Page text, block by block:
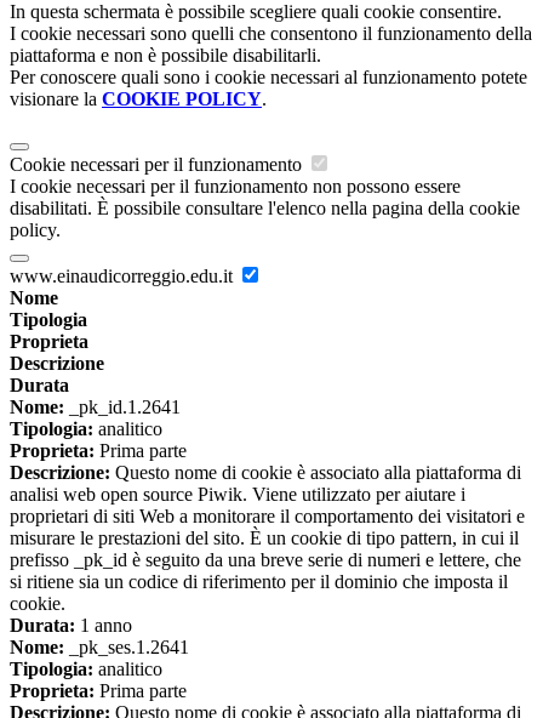
In questa schermata è possibile scegliere quali cookie consentire.
I cookie necessari sono quelli che consentono il funzionamento della
piattaforma e non è possibile disabilitarli.
Per conoscere quali sono i cookie necessari al funzionamento potete
visionare la COOKIE POLICY.
Cookie necessari per il funzionamento
I cookie necessari per il funzionamento non possono essere
disabilitati. È possibile consultare l'elenco nella pagina della cookie
policy.
www.einaudicorreggio.edu.it
Nome
Tipologia
Proprieta
Descrizione
Durata
Nome: _pk_id.1.2641
Tipologia: analitico
Proprieta: Prima parte
Descrizione: Questo nome di cookie è associato alla piattaforma di
analisi web open source Piwik. Viene utilizzato per aiutare i
proprietari di siti Web a monitorare il comportamento dei visitatori e
misurare le prestazioni del sito. È un cookie di tipo pattern, in cui il
prefisso _pk_id è seguito da una breve serie di numeri e lettere, che
si ritiene sia un codice di riferimento per il dominio che imposta il
cookie.
Durata: 1 anno
Nome: _pk_ses.1.2641
Tipologia: analitico
Proprieta: Prima parte
Descrizione: Questo nome di cookie è associato alla piattaforma di